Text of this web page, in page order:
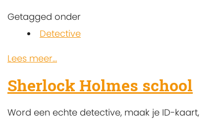
Getagged onder
Detective
Lees meer...
Sherlock Holmes school
Word een echte detective, maak je ID-kaart,